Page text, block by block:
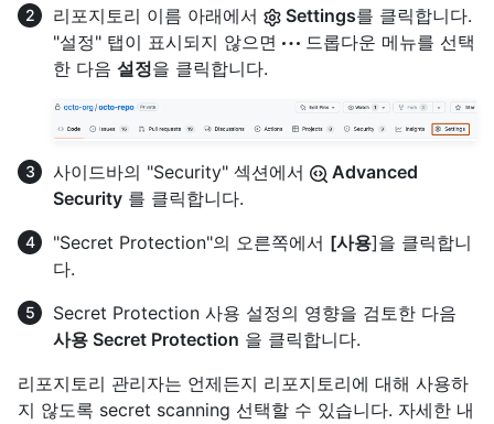
리포지토리 이름 아래에서
Settings를 클릭합니다.
"설정" 탭이 표시되지 않으면
드롭다운 메뉴를 선택
한 다음 설정을 클릭합니다.
사이드바의 "Security" 섹션에서
Advanced
Security 를 클릭합니다.
"Secret Protection"의 오른쪽에서 [사용]을 클릭합니
다.
Secret Protection 사용 설정의 영향을 검토한 다음
사용 Secret Protection 을 클릭합니다.
리포지토리 관리자는 언제든지 리포지토리에 대해 사용하
지 않도록 secret scanning 선택할 수 있습니다. 자세한 내